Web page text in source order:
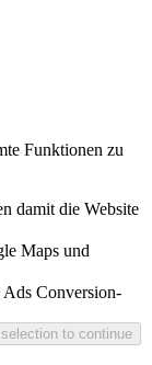
Funktionen zu
damit die Website
Maps und
Ads Conversion-